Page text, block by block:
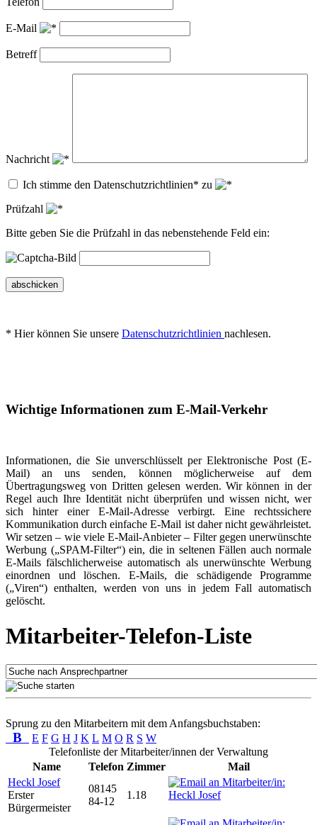
E-Mail
Betreff
Nachricht
Ich stimme den Datenschutzrichtlinien* zu
Prüfzahl
Bitte geben Sie die Prüfzahl in das nebenstehende Feld ein:
abschicken
* Hier können Sie unsere Datenschutzrichtlinien nachlesen.
Wichtige Informationen zum E-Mail-Verkehr
Informationen, die Sie unverschlüsselt per Elektronische Post (E-
Mail) an uns senden, können möglicherweise auf dem
Übertragungsweg von Dritten gelesen werden. Wir können in der
Regel auch Ihre Identität nicht überprüfen und wissen nicht, wer
sich hinter einer E-Mail-Adresse verbirgt. Eine rechtssichere
Kommunikation durch einfache E-Mail ist daher nicht gewährleistet.
Wir setzen – wie viele E-Mail-Anbieter – Filter gegen unerwünschte
Werbung („SPAM-Filter“) ein, die in seltenen Fällen auch normale
E-Mails fälschlicherweise automatisch als unerwünschte Werbung
einordnen und löschen. E-Mails, die schädigende Programme
(„Viren“) enthalten, werden von uns in jedem Fall automatisch
gelöscht.
Mitarbeiter-Telefon-Liste
Sprung zu den Mitarbeitern mit dem Anfangsbuchstaben:
B E F G H J K L M O R S W
Telefonliste der Mitarbeiter/innen der Verwaltung
Name
Telefon Zimmer
Mail
Heckl Josef
Erster
Bürgermeister
08145
84-12
1.18